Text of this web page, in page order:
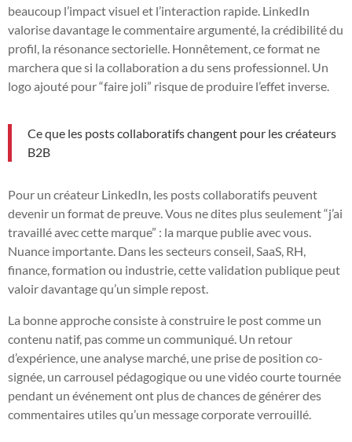
beaucoup l’impact visuel et l’interaction rapide. LinkedIn
valorise davantage le commentaire argumenté, la crédibilité du
profil, la résonance sectorielle. Honnêtement, ce format ne
marchera que si la collaboration a du sens professionnel. Un
logo ajouté pour “faire joli” risque de produire l’effet inverse.
Ce que les posts collaboratifs changent pour les créateurs
B2B
Pour un créateur LinkedIn, les posts collaboratifs peuvent
devenir un format de preuve. Vous ne dites plus seulement “j’ai
travaillé avec cette marque” : la marque publie avec vous.
Nuance importante. Dans les secteurs conseil, SaaS, RH,
finance, formation ou industrie, cette validation publique peut
valoir davantage qu’un simple repost.
La bonne approche consiste à construire le post comme un
contenu natif, pas comme un communiqué. Un retour
d’expérience, une analyse marché, une prise de position co-
signée, un carrousel pédagogique ou une vidéo courte tournée
pendant un événement ont plus de chances de générer des
commentaires utiles qu’un message corporate verrouillé.